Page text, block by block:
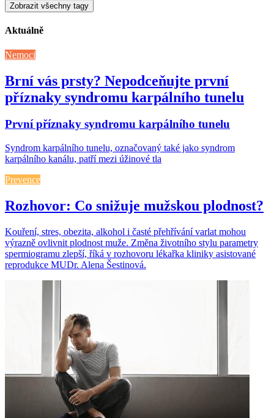
Zobrazit všechny tagy
Aktuálně
Nemoci
Brní vás prsty? Nepodceňujte první
příznaky syndromu karpálního tunelu
První příznaky syndromu karpálního tunelu
Syndrom karpálního tunelu, označovaný také jako syndrom
karpálního kanálu, patří mezi úžinové tla
Prevence
Rozhovor: Co snižuje mužskou plodnost?
Kouření, stres, obezita, alkohol i časté přehřívání varlat mohou
výrazně ovlivnit plodnost muže. Změna životního stylu parametry
spermiogramu zlepší, říká v rozhovoru lékařka kliniky asistované
reprodukce MUDr. Alena Šestinová.